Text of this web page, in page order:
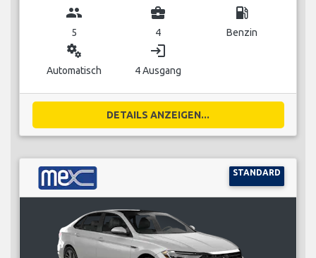
group
5
business_center
4
local_gas_station
Benzin
miscellaneous_services
Automatisch
login
4 Ausgang
DETAILS ANZEIGEN...
STANDARD